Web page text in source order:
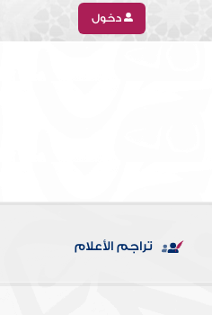
دخول
تراجم الأعلام